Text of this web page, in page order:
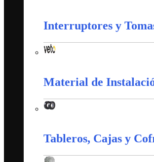
Interruptores y
Material de
Tableros, Cajas y